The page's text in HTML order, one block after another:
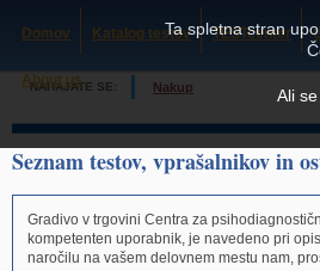
Domov Katalog testov TESTcenter
About us
NAHAJATE SE: Nakup
Seznam testov, vprašalnikov in
Gradivo v trgovini Centra za
kompetenten uporabnik, je navedeno pri
naročilu na vašem delovnem mestu nam,
Ta spletna stran
Ali